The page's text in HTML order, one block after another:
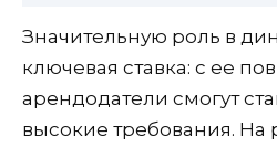
Значительную роль в
ключевая ставка: с ее
арендодатели смогут
высокие требования. На